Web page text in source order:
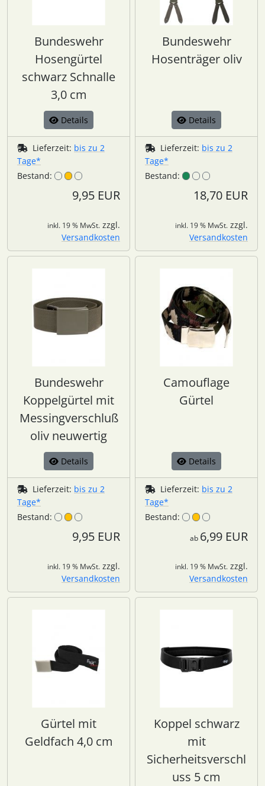
Bundeswehr
Hosengürtel
schwarz Schnalle
3,0 cm
Details
Lieferzeit: bis zu 2
Tage*
Bestand:
9,95 EUR
inkl. 19 % MwSt. zzgl.
Versandkosten
Bundeswehr
Hosenträger oliv
Details
Lieferzeit: bis zu 2
Tage*
Bestand:
18,70 EUR
inkl. 19 % MwSt. zzgl.
Versandkosten
Bundeswehr
Koppelgürtel mit
Messingverschluß
oliv neuwertig
Details
Lieferzeit: bis zu 2
Tage*
Bestand:
9,95 EUR
inkl. 19 % MwSt. zzgl.
Versandkosten
Camouflage
Gürtel
Details
Lieferzeit: bis zu 2
Tage*
Bestand:
ab 6,99 EUR
inkl. 19 % MwSt. zzgl.
Versandkosten
Gürtel mit
Geldfach 4,0 cm
Koppel schwarz
mit
Sicherheitsverschl
uss 5 cm